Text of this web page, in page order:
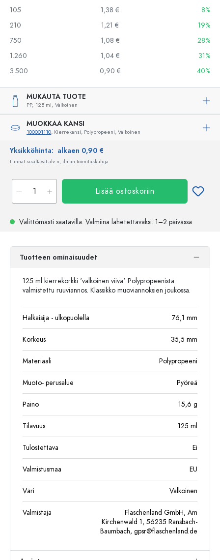
105
1,38 €
8%
210
1,21 €
19%
750
1,08 €
28%
1.260
1,04 €
31%
3.500
0,90 € 40%
MUKAUTA TUOTE
PP, 125 ml, Valkoinen
MUOKKAA KANSI
100001110, Kierrekansi, Polypropeeni, Valkoinen
Yksikköhinta: alkaen 0,90 €
Hinnat sisältävät alv:n, ilman toimituskuluja
Lisää ostoskoriin
Välittömästi saatavilla. Valmiina lähetettäväksi: 1–2 päivässä
Tuotteen ominaisuudet
125 ml kierrekorkki 'valkoinen viiva'. Polypropeenista
valmistettu ruuviannos. Klassikko muoviannoksien joukossa.
Halkaisija - ulkopuolella 76,1 mm
Korkeus 35,5 mm
Materiaali Polypropeeni
Muoto- perusalue Pyöreä
Paino 15,6 g
Tilavuus 125 ml
Tulostettava Ei
Valmistusmaa EU
Väri Valkoinen
Valmistaja
Flaschenland GmbH, Am
Kirchenwald 1, 56235 Ransbach-
Baumbach, gpsr@flaschenland.de